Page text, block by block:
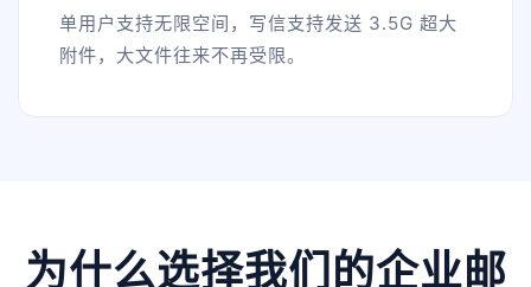
单用户支持无限空间，写信支持发送 3.5G 超大
附件，大文件往来不再受限。
为什么选择我们的企业邮